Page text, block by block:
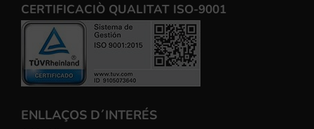
CERTIFICACIÒ QUALITAT ISO-9001
ENLLAÇOS D´INTERÉS